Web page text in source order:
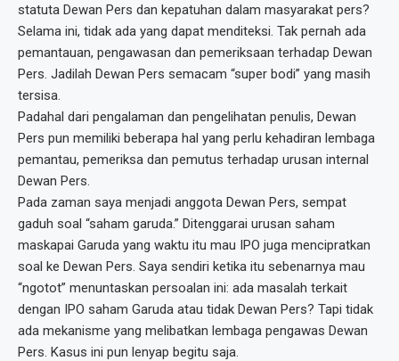
statuta Dewan Pers dan kepatuhan dalam masyarakat pers?
Selama ini, tidak ada yang dapat menditeksi. Tak pernah ada
pemantauan, pengawasan dan pemeriksaan terhadap Dewan
Pers. Jadilah Dewan Pers semacam “super bodi” yang masih
tersisa.
Padahal dari pengalaman dan pengelihatan penulis, Dewan
Pers pun memiliki beberapa hal yang perlu kehadiran lembaga
pemantau, pemeriksa dan pemutus terhadap urusan internal
Dewan Pers.
Pada zaman saya menjadi anggota Dewan Pers, sempat
gaduh soal “saham garuda.” Ditenggarai urusan saham
maskapai Garuda yang waktu itu mau IPO juga mencipratkan
soal ke Dewan Pers. Saya sendiri ketika itu sebenarnya mau
“ngotot” menuntaskan persoalan ini: ada masalah terkait
dengan IPO saham Garuda atau tidak Dewan Pers? Tapi tidak
ada mekanisme yang melibatkan lembaga pengawas Dewan
Pers. Kasus ini pun lenyap begitu saja.